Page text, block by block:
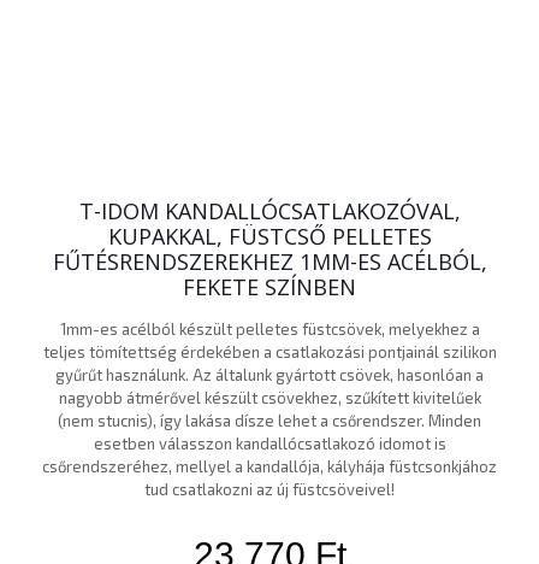
T-IDOM KANDALLÓCSATLAKOZÓVAL,
KUPAKKAL, FÜSTCSŐ PELLETES
FŰTÉSRENDSZEREKHEZ 1MM-ES ACÉLBÓL,
FEKETE SZÍNBEN
1mm-es acélból készült pelletes füstcsövek, melyekhez a
teljes tömítettség érdekében a csatlakozási pontjainál szilikon
gyűrűt használunk. Az általunk gyártott csövek, hasonlóan a
nagyobb átmérővel készült csövekhez, szűkített kivitelűek
(nem stucnis), így lakása dísze lehet a csőrendszer. Minden
esetben válasszon kandallócsatlakozó idomot is
csőrendszeréhez, mellyel a kandallója, kályhája füstcsonkjához
tud csatlakozni az új füstcsöveivel!
23 770 Ft